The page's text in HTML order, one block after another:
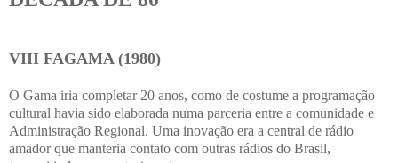
VIII FAGAMA (1980)
O Gama iria completar 20 anos, como de costume a programação
cultural havia sido elaborada numa parceria entre a comunidade e
Administração Regional. Uma inovação era a central de rádio
amador que manteria contato com outras rádios do Brasil,